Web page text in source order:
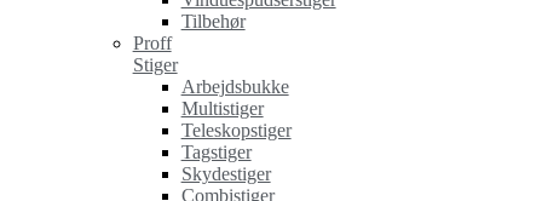
Tilbehør
Proff
Stiger
Arbejdsbukke
Multistiger
Teleskopstiger
Tagstiger
Skydestiger
Combistiger